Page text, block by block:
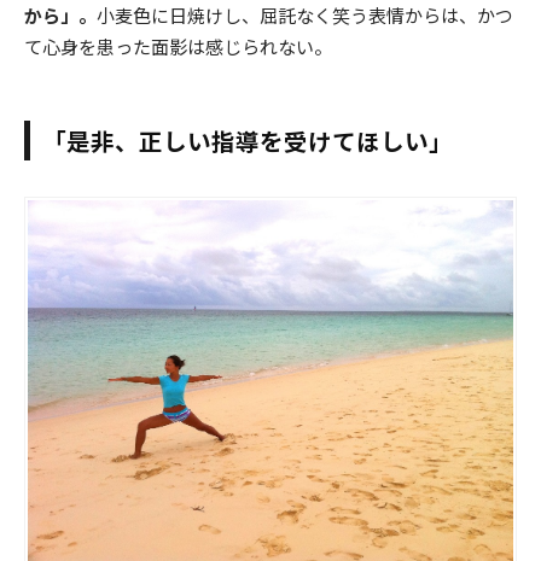
から」。 小麦色に日焼けし、屈託なく笑う表情からは、かつ
て心身を患った面影は感じられない。
「是非、正しい指導を受けてほしい」